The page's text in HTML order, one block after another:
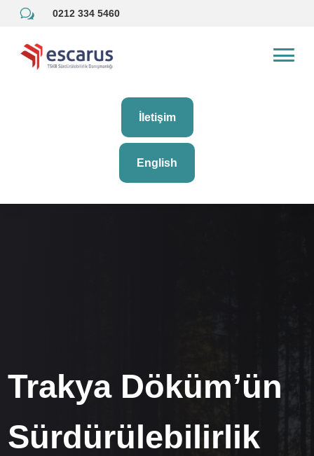
w 0212 334 5460
İletişim
English
Trakya Döküm’ün
Sürdürülebilirlik